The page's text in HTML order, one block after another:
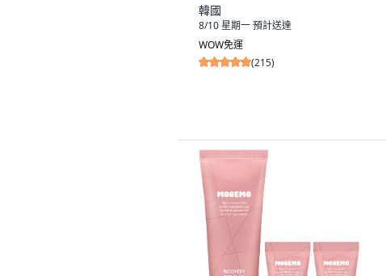
韓國
8/10 星期一預計送達
WOW免運
(215)